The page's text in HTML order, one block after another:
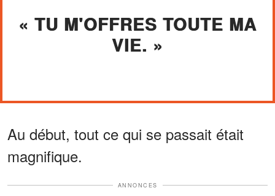
« TU M'OFFRES TOUTE MA
VIE. »
Au début, tout ce qui se passait était
magnifique.
ANNONCES